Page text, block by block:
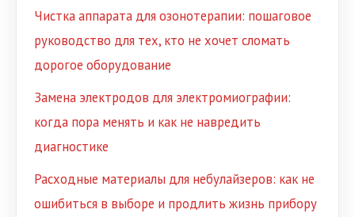
Чистка аппарата для озонотерапии: пошаговое
руководство для тех, кто не хочет сломать
дорогое оборудование
Замена электродов для электромиографии:
когда пора менять и как не навредить
диагностике
Расходные материалы для небулайзеров: как не
ошибиться в выборе и продлить жизнь прибору